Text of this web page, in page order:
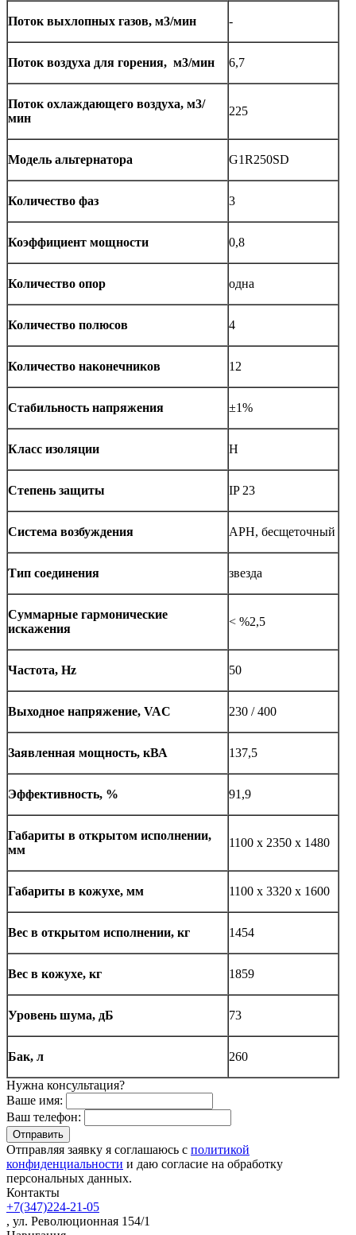
Поток выхлопных газов, м3/мин -
Поток воздуха для горения, м3/мин 6,7
Поток охлаждающего воздуха, м3/
мин
225
Модель альтернатора G1R250SD
Количество фаз 3
Коэффициент мощности 0,8
Количество опор одна
Количество полюсов 4
Количество наконечников 12
Стабильность напряжения ±1%
Класс изоляции H
Степень защиты IP 23
Система возбуждения АРН, бесщеточный
Тип соединения звезда
Суммарные гармонические
искажения
< %2,5
Частота, Hz 50
Выходное напряжение, VAC 230 / 400
Заявленная мощность, кВА 137,5
Эффективность, % 91,9
Габариты в открытом исполнении,
мм
1100 x 2350 x 1480
Габариты в кожухе, мм 1100 x 3320 x 1600
Вес в открытом исполнении, кг 1454
Вес в кожухе, кг 1859
Уровень шума, дБ 73
Бак, л 260
Нужна консультация?
Ваше имя:
Ваш телефон:
Отправляя заявку я соглашаюсь с политикой
конфиденциальности и даю согласие на обработку
персональных данных.
Контакты
+7(347)224-21-05
, ул. Революционная 154/1